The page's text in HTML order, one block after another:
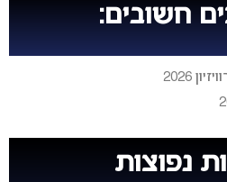
חשובים:
2026
נפוצות